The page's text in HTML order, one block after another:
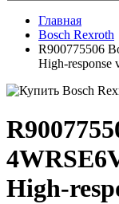
Главная
Bosch Rexroth
R900775506
High-response
High-